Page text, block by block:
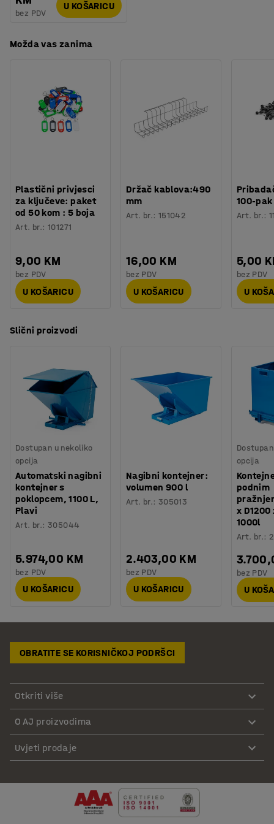
bez PDV
U KOŠARICU
Možda vas zanima
Plastični privjesci
za ključeve: paket
od 50 kom : 5 boja
Art. br.:101271
9,00 KM
bez PDV
U KOŠARICU
Držač kablova:490
mm
Art. br.: 151042
16,00 KM
bez PDV
U KOŠARICU
100-pak
Art. br.:
5,00
bez PDV
U
Slični proizvodi
Dostupan u nekoliko
opcija
Automatski nagibni
kontejner s
poklopcem, 1100 L,
Plavi
Art. br.:305044
5.974,00 KM
bez PDV
U KOŠARICU
Nagibni kontejner:
volumen 900 l
Art. br.: 305013
2.403,00 KM
bez PDV
U KOŠARICU
opcija
podnim
x
1000l
Art. br.:
bez PDV
U
OBRATITE SE KORISNIČKOJ PODRŠCI
Otkriti više
O AJ proizvodima
Uvjeti prodaje